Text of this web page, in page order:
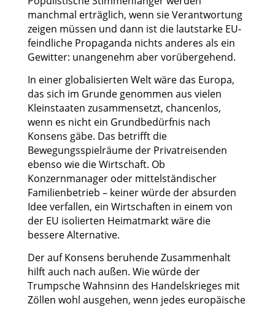
manchmal erträglich, wenn sie Verantwortung
zeigen müssen und dann ist die lautstarke EU-
feindliche Propaganda nichts anderes als ein
Gewitter: unangenehm aber vorübergehend.
In einer globalisierten Welt wäre das Europa,
das sich im Grunde genommen aus vielen
Kleinstaaten zusammensetzt, chancenlos,
wenn es nicht ein Grundbedürfnis nach
Konsens gäbe. Das betrifft die
Bewegungsspielräume der Privatreisenden
ebenso wie die Wirtschaft. Ob
Konzernmanager oder mittelständischer
Familienbetrieb – keiner würde der absurden
Idee verfallen, ein Wirtschaften in einem von
der EU isolierten Heimatmarkt wäre die
bessere Alternative.
Der auf Konsens beruhende Zusammenhalt
hilft auch nach außen. Wie würde der
Trumpsche Wahnsinn des Handelskrieges mit
Zöllen wohl ausgehen, wenn jedes europäische